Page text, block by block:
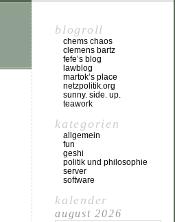
blogroll
chems chaos
clemens bartz
fefe’s blog
lawblog
martok’s place
netzpolitik.org
sunny. side. up.
teawork
kategorien
allgemein
fun
geshi
politik und philosophie
server
software
kalender
august 2026